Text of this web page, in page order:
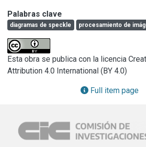
uno de ellos de manera tal que se
frecuencias portadoras de la
mayoría de las técnicas que se
una pupila que consiste en dos
opuestos por su vértice común.
En el proceso de codificación de la
un diagrama de speckle en un medio
almacenado tiene ciertas
angular y uniformidad que hacen
Palabras clave
diagramas de speckle procesamiento de
Esta obra se publica con la licencia
Attribution 4.0 International (BY 4.0)
Full item page